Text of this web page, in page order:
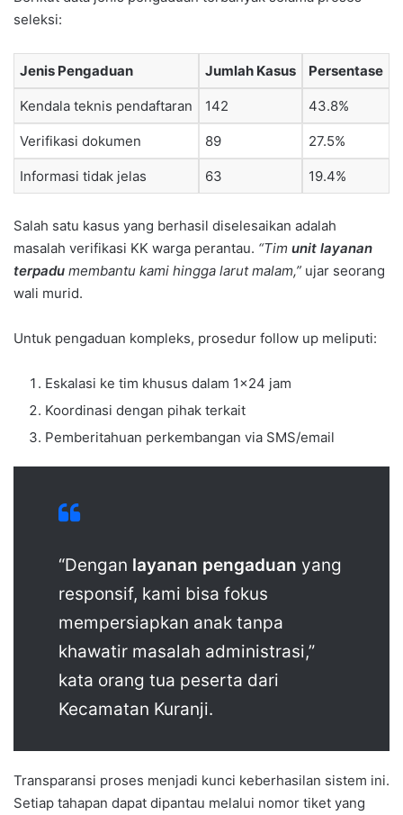
seleksi:
Jenis Pengaduan Jumlah Kasus Persentase
Kendala teknis pendaftaran 142 43.8%
Verifikasi dokumen 89 27.5%
Informasi tidak jelas 63 19.4%
Salah satu kasus yang berhasil diselesaikan adalah
masalah verifikasi KK warga perantau. “Tim unit layanan
terpadu membantu kami hingga larut malam,” ujar seorang
wali murid.
Untuk pengaduan kompleks, prosedur follow up meliputi:
Eskalasi ke tim khusus dalam 1×24 jam
Koordinasi dengan pihak terkait
Pemberitahuan perkembangan via SMS/email
“Dengan layanan pengaduan yang
responsif, kami bisa fokus
mempersiapkan anak tanpa
khawatir masalah administrasi,”
kata orang tua peserta dari
Kecamatan Kuranji.
Transparansi proses menjadi kunci keberhasilan sistem ini.
Setiap tahapan dapat dipantau melalui nomor tiket yang